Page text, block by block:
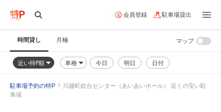
会員登録 駐車場貸出
時間貸し 月極
近い特P順 車種 今日 明日 日付
マップ
駐車場予約の特P
川越町総合センター（あいあいホール） 近くの安い駐
車場